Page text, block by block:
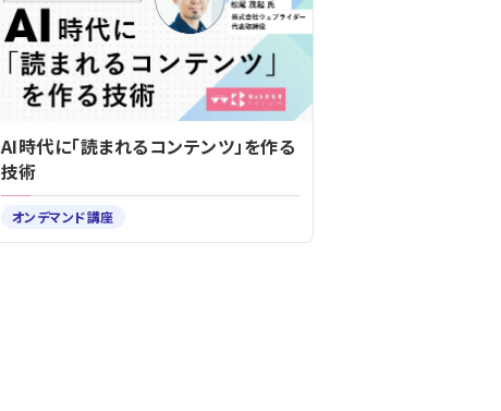
AI時代に「読まれるコンテンツ」を作る
技術
オンデマンド講座